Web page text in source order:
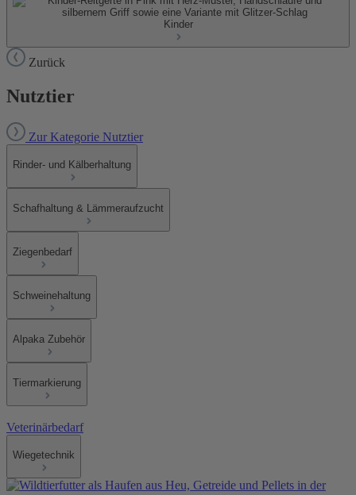
Kinder
Zurück
Nutztier
Zur Kategorie Nutztier
Rinder- und Kälberhaltung
Schafhaltung & Lämmeraufzucht
Ziegenbedarf
Schweinehaltung
Alpaka Zubehör
Tiermarkierung
Veterinärbedarf
Wiegetechnik